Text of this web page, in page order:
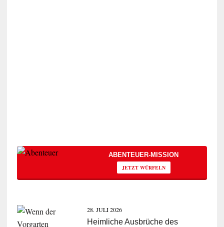
ABENTEUER-MISSION
JETZT WÜRFELN
28. JULI 2026
Heimliche Ausbrüche des